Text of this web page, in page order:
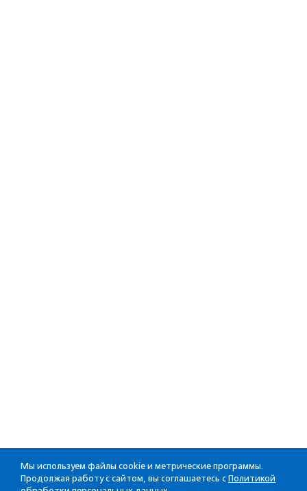
Мы используем файлы cookie и метрические программы.
Продолжая работу с сайтом, вы соглашаетесь с Политикой